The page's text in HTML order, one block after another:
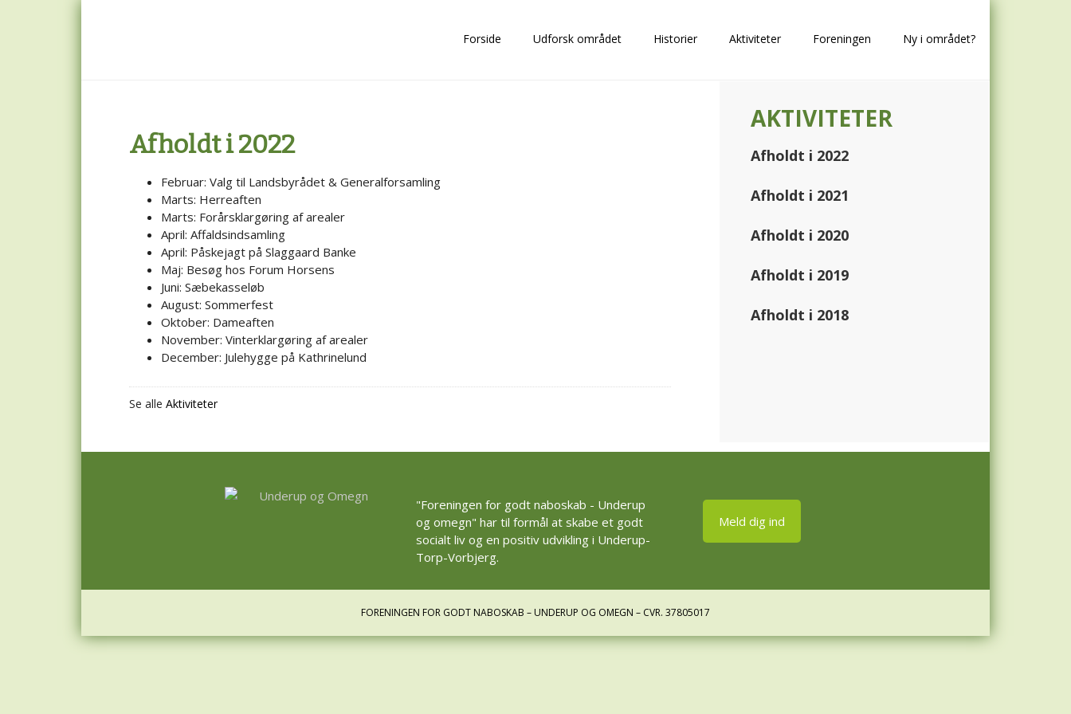
Forside Udforsk området Historier Aktiviteter Foreningen Ny i området?
Afholdt i 2022
Februar: Valg til Landsbyrådet & Generalforsamling
Marts: Herreaften
Marts: Forårsklargøring af arealer
April: Affaldsindsamling
April: Påskejagt på Slaggaard Banke
Maj: Besøg hos Forum Horsens
Juni: Sæbekasseløb
August: Sommerfest
Oktober: Dameaften
November: Vinterklargøring af arealer
December: Julehygge på Kathrinelund
Se alle Aktiviteter
Sidebar
AKTIVITETER
Afholdt i 2022
Afholdt i 2021
Afholdt i 2020
Afholdt i 2019
Afholdt i 2018
"Foreningen for godt naboskab - Underup
og omegn" har til formål at skabe et godt
socialt liv og en positiv udvikling i Underup-
Torp-Vorbjerg.
Meld dig ind
FORENINGEN FOR GODT NABOSKAB – UNDERUP OG OMEGN – CVR. 37805017